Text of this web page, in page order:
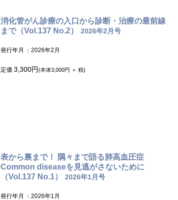
消化管がん診療の入口から診断・治療の最前線
まで（Vol.137 No.2）
2026年2月号
発行年月 ：2026年2月
定価 3,300円(本体3,000円 ＋ 税)
表から裏まで！ 隅々まで語る肺高血圧症
Common diseaseを見逃がさないために
（Vol.137 No.1）
2026年1月号
発行年月 ：2026年1月